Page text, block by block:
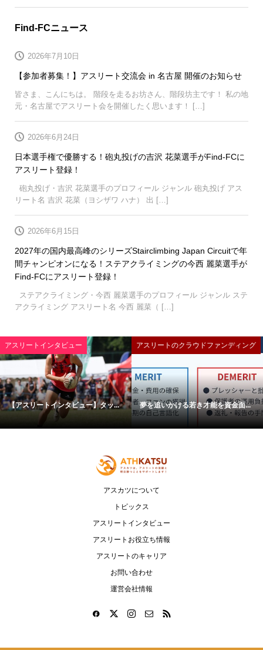
Find-FCニュース
【参加者募集！】アスリート交流会 in 名古屋 開催のお知らせ
2026年7月10日
皆さま、こんにちは。 階段を走るお坊さん、階段坊主です！ 私の地
元・名古屋でアスリート会を開催したく思います！ […]
日本選手権で優勝する！砲丸投げの吉沢 花菜選手がFind-FCに
アスリート登録！
2026年6月24日
砲丸投げ・吉沢 花菜選手のプロフィール ジャンル 砲丸投げ アス
リート名 吉沢 花菜（ヨシザワ ハナ） 出 […]
2027年の国内最高峰のシリーズStairclimbing Japan Circuitで年
間チャンピオンになる！ステアクライミングの今西 麗菜選手が
Find-FCにアスリート登録！
2026年6月15日
ステアクライミング・今西 麗菜選手のプロフィール ジャンル ステ
アクライミング アスリート名 今西 麗菜（ […]
アスリートインタビュー
【アスリートインタビュー】タッ...
アスリートのクラウドファンディング
夢を追いかける若き才能を資金面...
アスカツについて
トピックス
アスリートインタビュー
アスリートお役立ち情報
アスリートのキャリア
お問い合わせ
運営会社情報